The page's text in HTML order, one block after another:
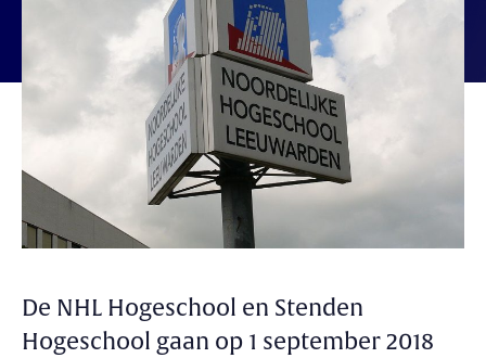
De NHL Hogeschool en Stenden
Hogeschool gaan op 1 september 2018